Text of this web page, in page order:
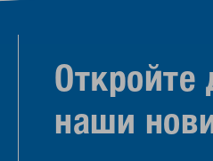
Откройте
наши